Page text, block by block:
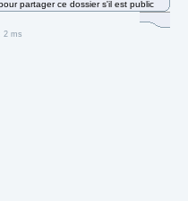
partager ce dossier s'il est public
2 ms